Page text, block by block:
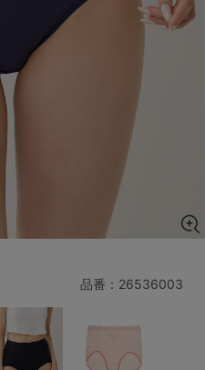
A75
E85
ズを表示する
1,000～1,999円
品番： 26536003